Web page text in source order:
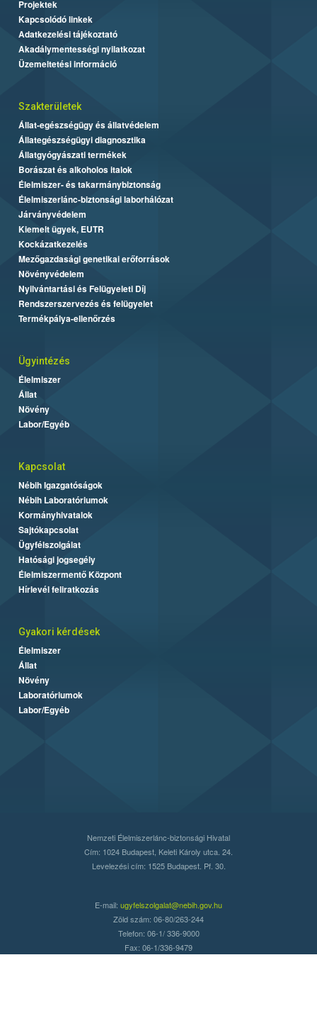
Projektek
Kapcsolódó linkek
Adatkezelési tájékoztató
Akadálymentességi nyilatkozat
Üzemeltetési információ
Szakterületek
Állat-egészségügy és állatvédelem
Állategészségügyi diagnosztika
Állatgyógyászati termékek
Borászat és alkoholos italok
Élelmiszer- és takarmánybiztonság
Élelmiszerlánc-biztonsági laborhálózat
Járványvédelem
Kiemelt ügyek, EUTR
Kockázatkezelés
Mezőgazdasági genetikai erőforrások
Növényvédelem
Nyilvántartási és Felügyeleti Díj
Rendszerszervezés és felügyelet
Termékpálya-ellenőrzés
Ügyintézés
Élelmiszer
Állat
Növény
Labor/Egyéb
Kapcsolat
Nébih Igazgatóságok
Nébih Laboratóriumok
Kormányhivatalok
Sajtókapcsolat
Ügyfélszolgálat
Hatósági jogsegély
Élelmiszermentő Központ
Hírlevél feliratkozás
Gyakori kérdések
Élelmiszer
Állat
Növény
Laboratóriumok
Labor/Egyéb
Nemzeti Élelmiszerlánc-biztonsági Hivatal
Cím: 1024 Budapest, Keleti Károly utca. 24.
Levelezési cím: 1525 Budapest. Pf. 30.
E-mail: ugyfelszolgalat@nebih.gov.hu
Zöld szám: 06-80/263-244
Telefon: 06-1/ 336-9000
Fax: 06-1/336-9479